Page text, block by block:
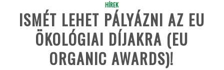
HÍREK
ISMÉT LEHET PÁLYÁZNI AZ EU
ÖKOLÓGIAI DÍJAKRA (EU
ORGANIC AWARDS)!